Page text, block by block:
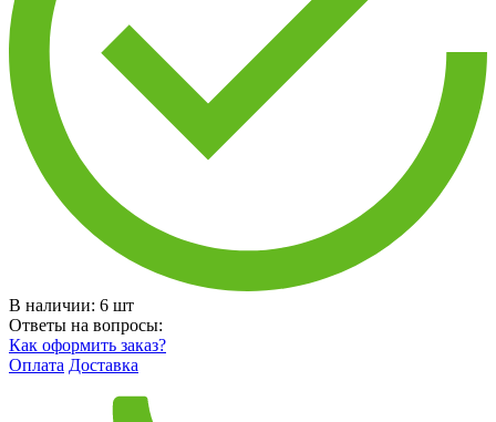
В наличии: 6 шт
Ответы на вопросы:
Как оформить заказ?
Оплата Доставка